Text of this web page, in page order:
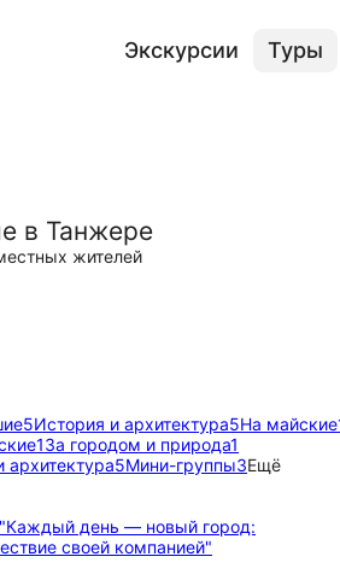
Экскурсии Туры
в Танжере
жителей
5История и архитектура5На майские
1За городом и природа1
архитектура5Мини-группы3Ещё